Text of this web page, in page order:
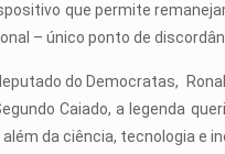
que permite
– único ponto de
do Democratas,
Caiado, a legenda
da ciência, tecnologia e